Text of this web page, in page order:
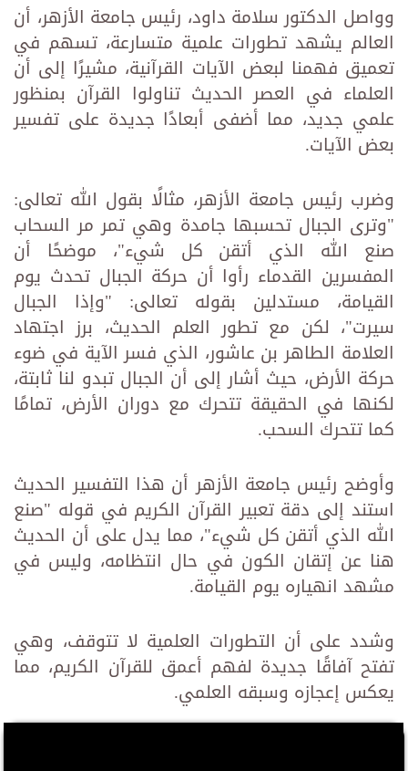
وواصل الدكتور سلامة داود، رئيس جامعة الأزهر، أن
العالم يشهد تطورات علمية متسارعة، تسهم في
تعميق فهمنا لبعض الآيات القرآنية، مشيرًا إلى أن
العلماء في العصر الحديث تناولوا القرآن بمنظور
علمي جديد، مما أضفى أبعادًا جديدة على تفسير
بعض الآيات.
وضرب رئيس جامعة الأزهر، مثالًا بقول الله تعالى:
"وترى الجبال تحسبها جامدة وهي تمر مر السحاب
صنع الله الذي أتقن كل شيء"، موضحًا أن
المفسرين القدماء رأوا أن حركة الجبال تحدث يوم
القيامة، مستدلين بقوله تعالى: "وإذا الجبال
سيرت"، لكن مع تطور العلم الحديث، برز اجتهاد
العلامة الطاهر بن عاشور، الذي فسر الآية في ضوء
حركة الأرض، حيث أشار إلى أن الجبال تبدو لنا ثابتة،
لكنها في الحقيقة تتحرك مع دوران الأرض، تمامًا
كما تتحرك السحب.
وأوضح رئيس جامعة الأزهر أن هذا التفسير الحديث
استند إلى دقة تعبير القرآن الكريم في قوله "صنع
الله الذي أتقن كل شيء"، مما يدل على أن الحديث
هنا عن إتقان الكون في حال انتظامه، وليس في
مشهد انهياره يوم القيامة.
وشدد على أن التطورات العلمية لا تتوقف، وهي
تفتح آفاقًا جديدة لفهم أعمق للقرآن الكريم، مما
يعكس إعجازه وسبقه العلمي.